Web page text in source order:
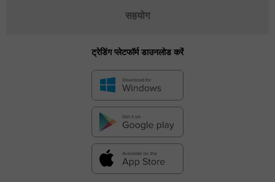
सहयोग
ट्रेडिंग प्लेटफॉर्म डाउनलोड करें